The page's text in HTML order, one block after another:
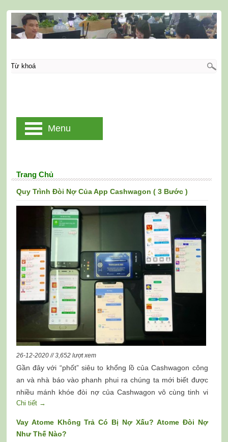
Trang Chủ
Quy Trình Đòi Nợ Của App Cashwagon ( 3 Bước )
26-12-2020 // 3,652 lượt xem
Gần đây với “phốt” siêu to khổng lồ của Cashwagon công
an và nhà báo vào phanh phui ra chúng ta mới biết được
nhiều mánh khóe đòi nợ của Cashwagon vô cùng tinh vi
như dưới đây:
Chi tiết →
Vay Atome Không Trả Có Bị Nợ Xấu? Atome Đòi Nợ
Như Thế Nào?
Menu